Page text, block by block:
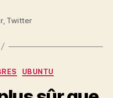
, Twitter
Catégories
UBUNTU